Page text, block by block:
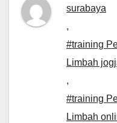
surabaya
,
#training
Limbah
,
#training
Limbah